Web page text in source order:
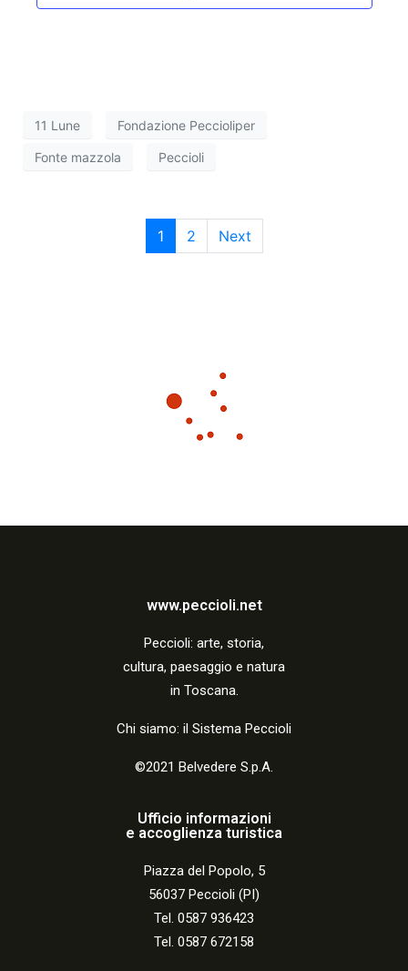
11 Lune Fondazione Peccioliper
Fonte mazzola Peccioli
1 2 Next
www.peccioli.net
Peccio li: arte, storia,
cultura, paesaggio e natura
in Toscana.
Chi siamo: il Sistema Peccioli
©2021 Belvedere S.p.A.
Ufficio informazioni
e accoglienza turistica
Piazza del Popolo, 5
56037 Peccioli (PI)
Tel. 0587 936423
Tel. 0587 672158